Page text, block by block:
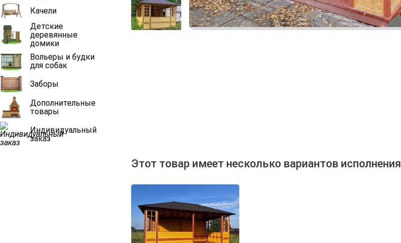
Качели
Детские
деревянные
домики
Вольеры и будки
для собак
Заборы
Дополнительные
товары
Индивидуальный
заказ
Этот товар имеет несколько вариантов исполнения